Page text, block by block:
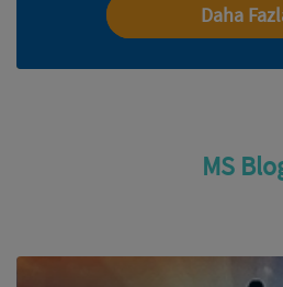
Daha
MS